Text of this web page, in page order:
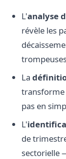
L'analyse
révèle les
La
transforme
pas en
L'
de
sectorielle